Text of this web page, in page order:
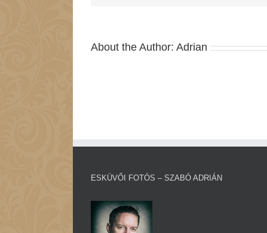
About the Author: Adrian
ESKÜVŐI FOTÓS – SZABÓ ADRIÁN